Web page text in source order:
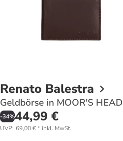
Renato Balestra
Geldbörse in MOOR'S HEAD
-34%44,99 €
UVP: 69,00 €* inkl. MwSt.